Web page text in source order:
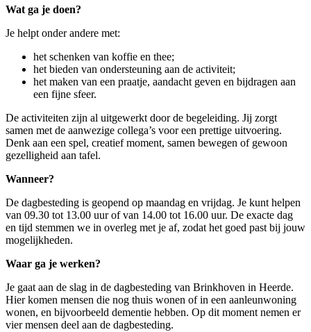
Wat ga je doen?
Je helpt onder andere met:
het schenken van koffie en thee;
het bieden van ondersteuning aan de activiteit;
het maken van een praatje, aandacht geven en bijdragen aan
een fijne sfeer.
De activiteiten zijn al uitgewerkt door de begeleiding. Jij zorgt
samen met de aanwezige collega’s voor een prettige uitvoering.
Denk aan een spel, creatief moment, samen bewegen of gewoon
gezelligheid aan tafel.
Wanneer?
De dagbesteding is geopend op maandag en vrijdag. Je kunt helpen
van 09.30 tot 13.00 uur of van 14.00 tot 16.00 uur. De exacte dag
en tijd stemmen we in overleg met je af, zodat het goed past bij jouw
mogelijkheden.
Waar ga je werken?
Je gaat aan de slag in de dagbesteding van Brinkhoven in Heerde.
Hier komen mensen die nog thuis wonen of in een aanleunwoning
wonen, en bijvoorbeeld dementie hebben. Op dit moment nemen er
vier mensen deel aan de dagbesteding.